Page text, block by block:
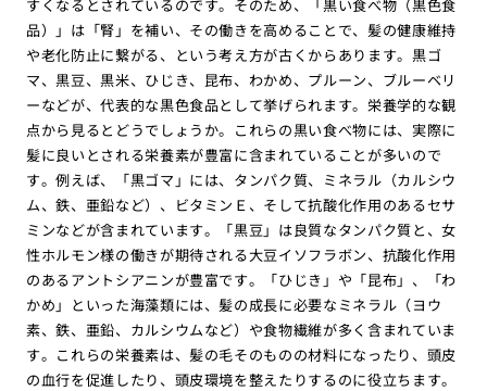
すくなるとされているのです。そのため、「黒い食べ物（黒色食
品）」は「腎」を補い、その働きを高めることで、髪の健康維持
や老化防止に繋がる、という考え方が古くからあります。黒ゴ
マ、黒豆、黒米、ひじき、昆布、わかめ、プルーン、ブルーベリ
ーなどが、代表的な黒色食品として挙げられます。栄養学的な観
点から見るとどうでしょうか。これらの黒い食べ物には、実際に
髪に良いとされる栄養素が豊富に含まれていることが多いので
す。例えば、「黒ゴマ」には、タンパク質、ミネラル（カルシウ
ム、鉄、亜鉛など）、ビタミンＥ、そして抗酸化作用のあるセサ
ミンなどが含まれています。「黒豆」は良質なタンパク質と、女
性ホルモン様の働きが期待される大豆イソフラボン、抗酸化作用
のあるアントシアニンが豊富です。「ひじき」や「昆布」、「わ
かめ」といった海藻類には、髪の成長に必要なミネラル（ヨウ
素、鉄、亜鉛、カルシウムなど）や食物繊維が多く含まれていま
す。これらの栄養素は、髪の毛そのものの材料になったり、頭皮
の血行を促進したり、頭皮環境を整えたりするのに役立ちます。